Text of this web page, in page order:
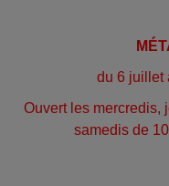
du 6 juillet
Ouvert les mercredis,
samedis de